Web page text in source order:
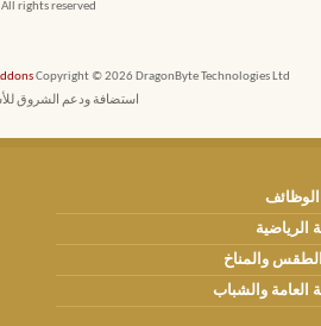
rights reserved.
Copyright © 2026 DragonByte Technologies Ltd.
استضافة ودعم الشروق
الرياضية
والمناخ
العامة والشباب